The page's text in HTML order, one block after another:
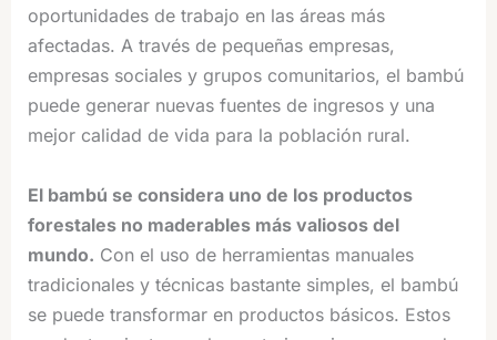
oportunidades de trabajo en las áreas más
afectadas. A través de pequeñas empresas,
empresas sociales y grupos comunitarios, el bambú
puede generar nuevas fuentes de ingresos y una
mejor calidad de vida para la población rural.
El bambú se considera uno de los productos
forestales no maderables más valiosos del
mundo. Con el uso de herramientas manuales
tradicionales y técnicas bastante simples, el bambú
se puede transformar en productos básicos. Estos